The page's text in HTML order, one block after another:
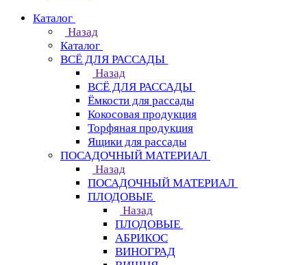
Каталог
Назад
Каталог
ВСЁ ДЛЯ РАССАДЫ
Назад
ВСЁ ДЛЯ РАССАДЫ
Ёмкости для рассады
Кокосовая продукция
Торфяная продукция
Ящики для рассады
ПОСАДОЧНЫЙ МАТЕРИАЛ
Назад
ПОСАДОЧНЫЙ МАТЕРИАЛ
ПЛОДОВЫЕ
Назад
ПЛОДОВЫЕ
АБРИКОС
ВИНОГРАД